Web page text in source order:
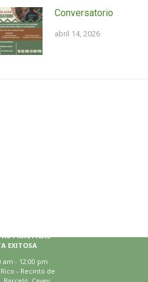
Conversatorio
abril 14, 2026
PRÁCTICAS
EXITOSA
am - 12:00 pm
- Recinto de